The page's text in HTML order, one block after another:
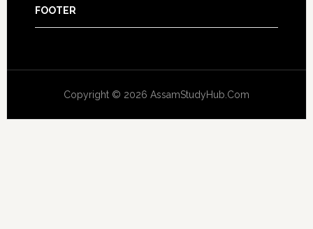
FOOTER
Copyright © 2026 AssamStudyHub.Com